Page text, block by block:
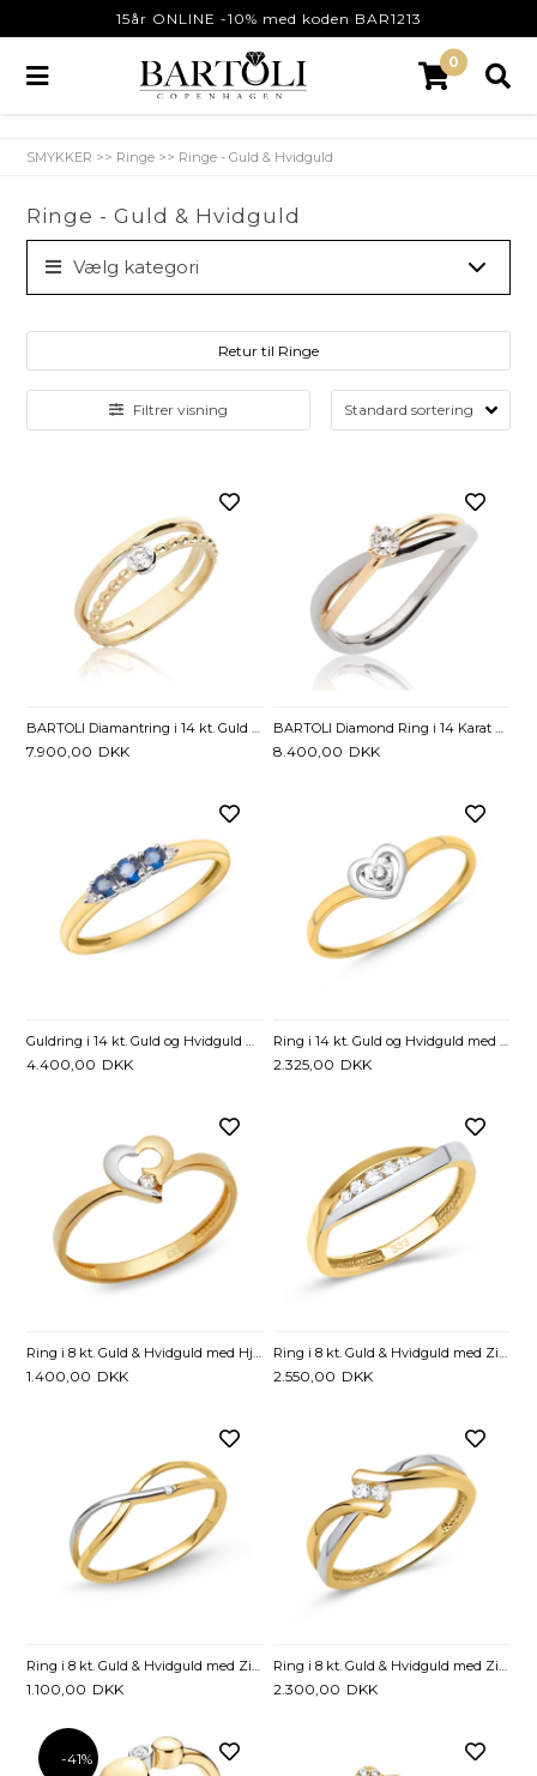
15år ONLINE -10% med koden BAR1213
0
SMYKKER >> Ringe >> Ringe - Guld & Hvidguld
Ringe - Guld & Hvidguld
Vælg kategori
Filtrer visning
Retur til Ringe
BARTOLI Diamantring i 14 kt. Guld og Hvidguld - 0,07 ct.
7.900,00 DKK
BARTOLI Diamond Ring i 14 Karat Guld og Hvidguld med Diamant 0,10 ct
8.400,00 DKK
4.400,00 DKK 2.325,00 DKK
Ring i 8 kt. Guld & Hvidguld med Hjerte
1.400,00 DKK
Ring i 8 kt. Guld & Hvidguld med Zirkonia
2.550,00 DKK
1.100,00 DKK 2.300,00 DKK
-41%